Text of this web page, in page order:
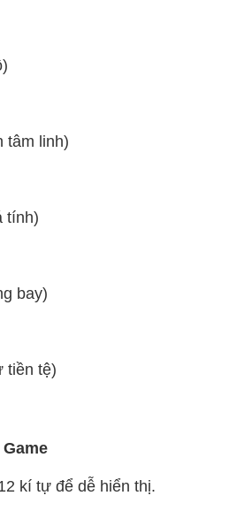
tâm linh)
tính)
bay)
tiền tệ)
kí tự để dễ hiển thị.